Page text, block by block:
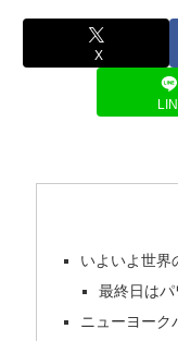
X
いよいよ世界
最終日は
ニューヨーク